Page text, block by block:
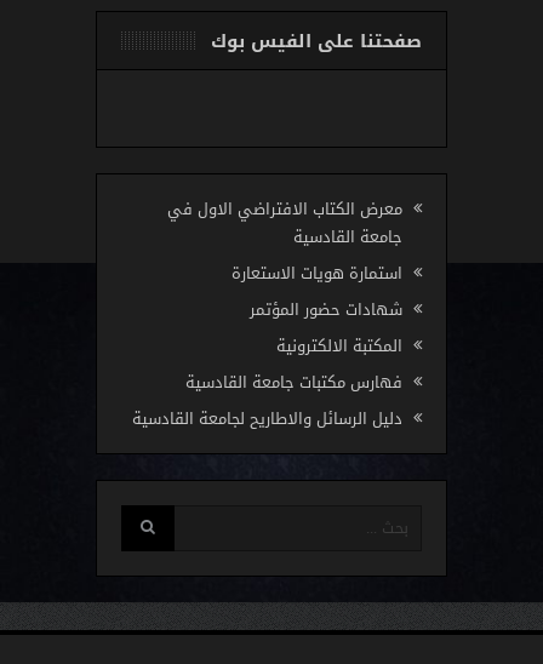
صفحتنا على الفيس بوك
معرض الكتاب الافتراضي الاول في
جامعة القادسية
استمارة هويات الاستعارة
شهادات حضور المؤتمر
المكتبة الالكترونية
فهارس مكتبات جامعة القادسية
دليل الرسائل والاطاريح لجامعة القادسية